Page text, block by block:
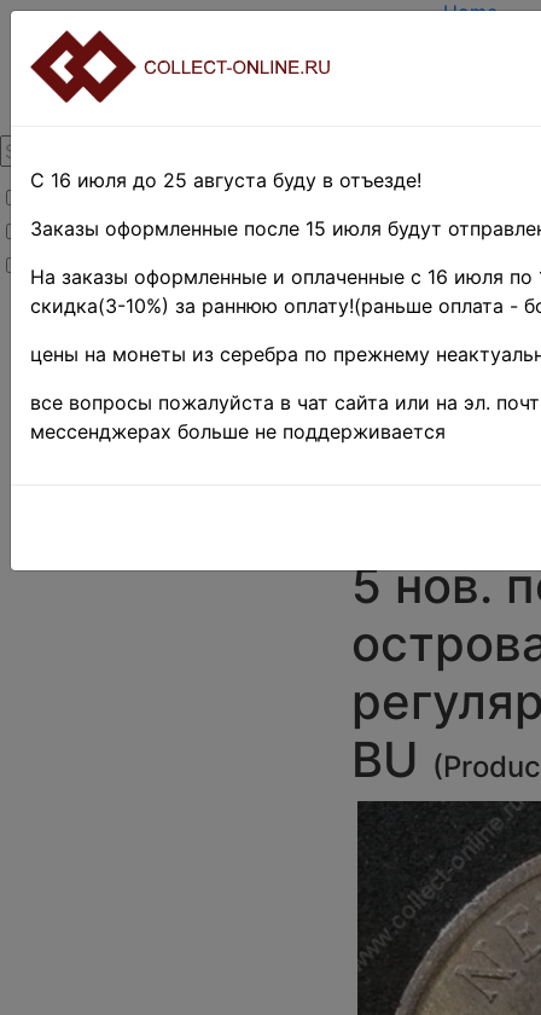
Товары со скидкой
Товары в наличии
Новинки
Home
TERMS
Home»
»Coins»
Иностранные
монеты»
Europe»
5 нов.
BU (
С 16 июля до 25 августа буду в отъезде!
Заказы оформленные после 15 июля будут
На заказы оформленные и оплаченные с 16 июля по
скидка(3-10%) за раннюю оплату!(раньше оплата -
цены на монеты из серебра по прежнему
все вопросы пожалуйста в чат сайта или на эл.
мессенджерах больше не поддерживается